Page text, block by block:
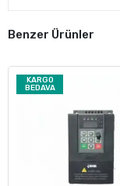
Benzer Ürünler
KARGO
BEDAVA